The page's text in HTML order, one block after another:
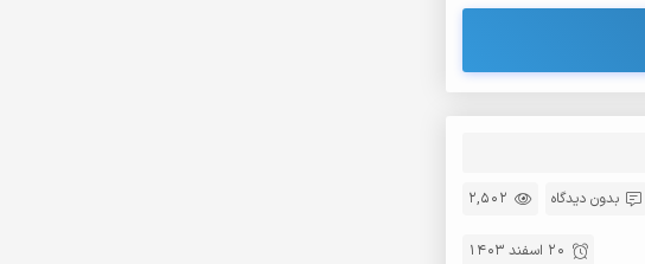
2,502 بدون دیدگاه
20 اسفند 1403